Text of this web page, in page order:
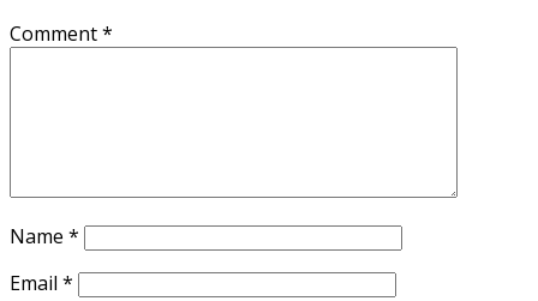
Comment*
Name *
Email *